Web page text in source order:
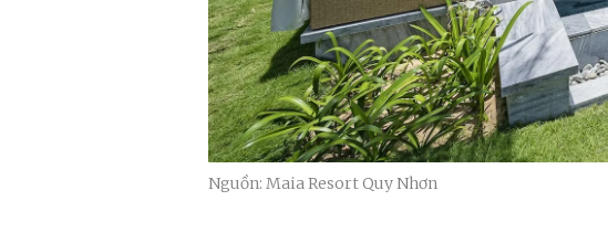
Nguồn: Maia Resort Quy Nhơn